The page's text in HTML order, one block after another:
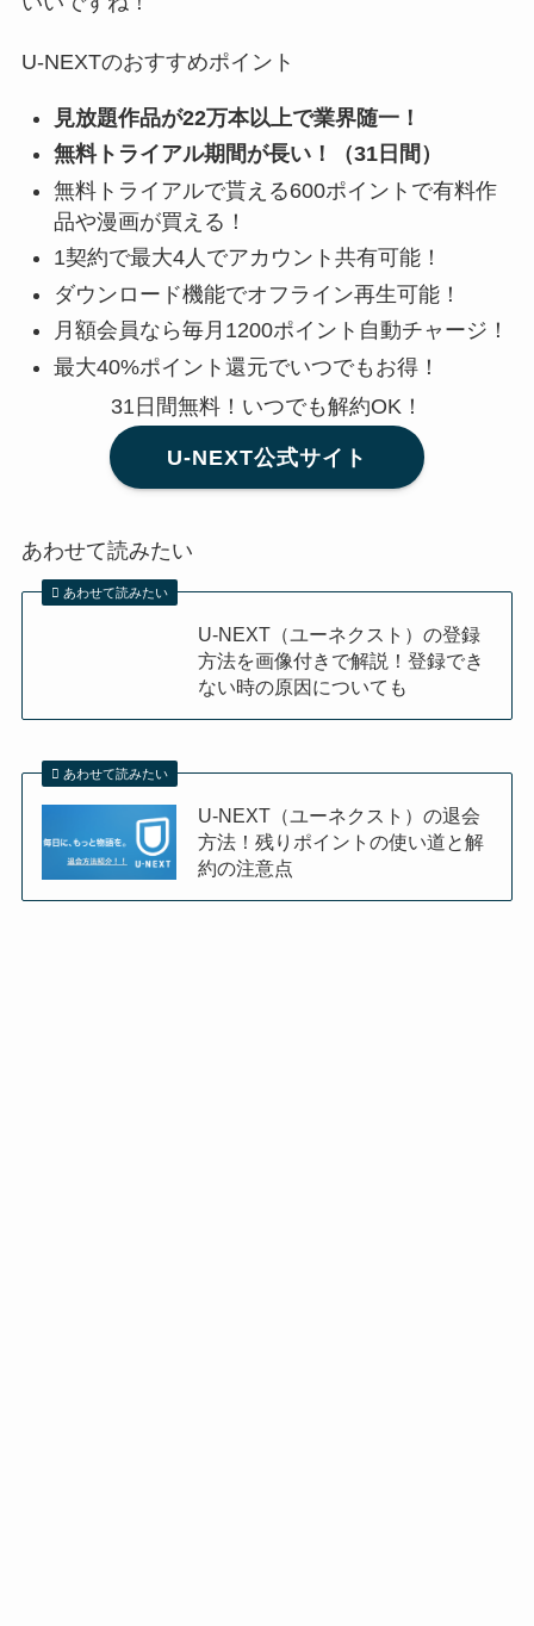
U-NEXTのおすすめポイント
見放題作品が22万本以上で業界随一！
無料トライアル期間が長い！（31日間）
無料トライアルで貰える600ポイントで有料作
品や漫画が買える！
1契約で最大4人でアカウント共有可能！
ダウンロード機能でオフライン再生可能！
月額会員なら毎月1200ポイント自動チャージ！
最大40%ポイント還元でいつでもお得！
31日間無料！いつでも解約OK！
U-NEXT公式サイト
あわせて読みたい
あわせて読みたい
U-NEXT（ユーネクスト）の登録
方法を画像付きで解説！登録でき
ない時の原因についても
あわせて読みたい
U-NEXT（ユーネクスト）の退会
方法！残りポイントの使い道と解
約の注意点